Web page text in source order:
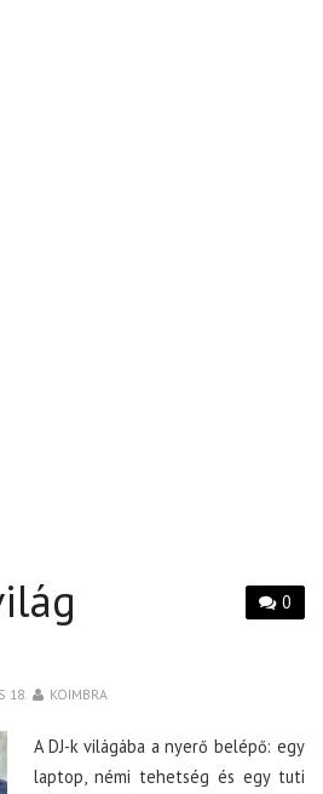
0
18. KOIMBRA
A DJ-k világába a nyerő belépő: egy
laptop, némi tehetség és egy tuti